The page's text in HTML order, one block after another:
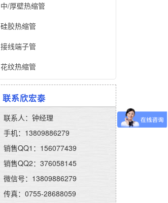
中/厚壁热缩管
硅胶热缩管
接线端子管
花纹热缩管
联系欣宏泰
联系人：钟经理
手机：13809886279
销售QQ1：156077439
销售QQ2：376058145
微信号：13809886279
传真：0755-28688059